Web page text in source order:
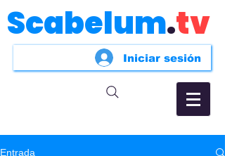
Scabelum.tv
Iniciar sesión
Entrada